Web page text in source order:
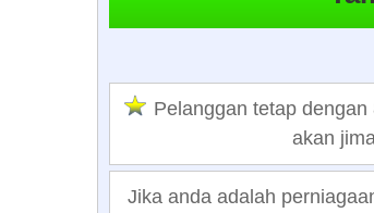
Pelanggan tetap
akan
Jika anda adalah